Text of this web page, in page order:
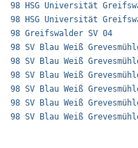
98 HSG Universität
98 HSG Universität
98 Greifswalder
98 SV Blau Weiß
98 SV Blau Weiß
SV Blau Weiß
SV Blau Weiß
98 SV Blau Weiß
SV Blau Weiß